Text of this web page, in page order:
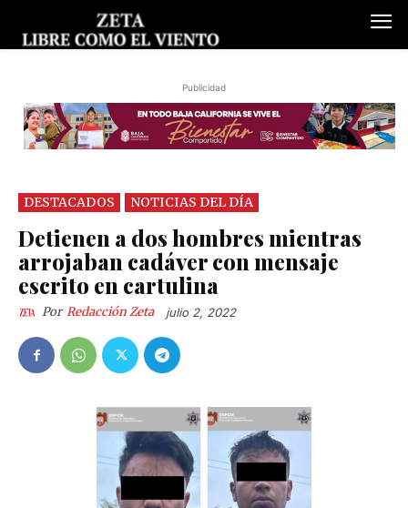
Publicidad
DESTACADOS NOTICIAS DEL DÍA
Detienen a dos hombres mientras
arrojaban cadáver con mensaje
escrito en cartulina
Por Redacción Zeta julio 2, 2022